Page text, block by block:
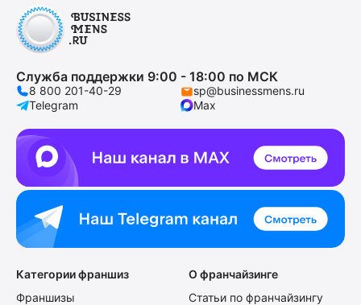
Служба поддержки 9:00 - 18:00 по МСК
8 800 201-40-29
sp@businessmens.ru
Telegram
Max
Категории франшиз
Франшизы
О франчайзинге
Статьи по франчайзингу